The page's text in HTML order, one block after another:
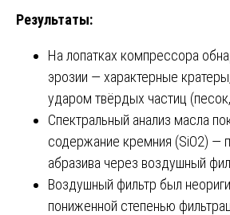
Результаты:
На лопатках компрессора
эрозии — характерные
ударом твёрдых частиц
Спектральный анализ масла
содержание кремния (SiO2) —
абразива через воздушный
Воздушный фильтр был
пониженной степенью